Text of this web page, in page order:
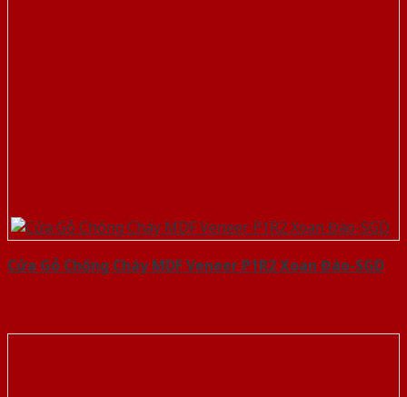
Cửa Gỗ Chống Cháy MDF Veneer P1R2 Xoan Đào-SGD